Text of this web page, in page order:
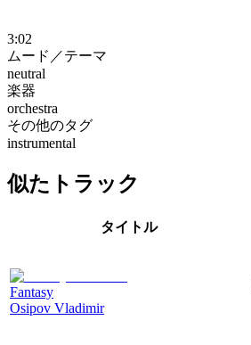
3:02
ムード／テーマ
neutral
楽器
orchestra
その他のタグ
instrumental
似たトラック
タイトル
Fantasy
Osipov Vladimir